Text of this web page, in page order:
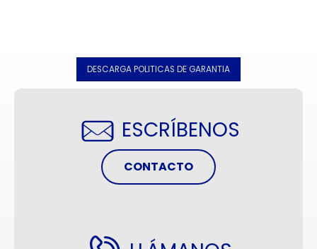
DESCARGA POLITICAS DE GARANTIA
ESCRÍBENOS
CONTACTO